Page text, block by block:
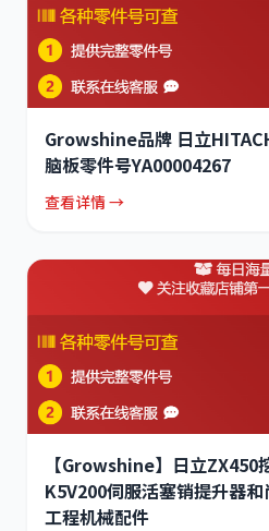
Growshine品牌 日立
脑板零件号YA00004267
查看详情 →
【Growshine】日立ZX450
K5V200伺服活塞销提升器
工程机械配件